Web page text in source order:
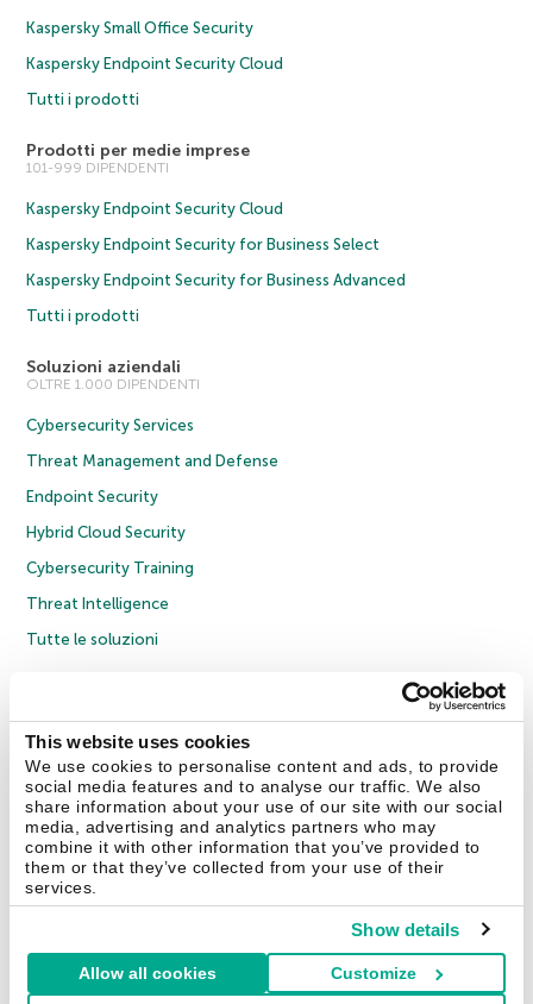
This website uses cookies
We use cookies to personalise content and ads, to provide
social media features and to analyse our traffic. We also
share information about your use of our site with our social
media, advertising and analytics partners who may
combine it with other information that you’ve provided to
them or that they’ve collected from your use of their
services.
Show details
Allow all cookies Customize
Kaspersky Small Office Security
Kaspersky Endpoint Security Cloud
Tutti i prodotti
Prodotti per medie imprese
101-999 DIPENDENTI
Kaspersky Endpoint Security Cloud
Kaspersky Endpoint Security for Business Select
Kaspersky Endpoint Security for Business Advanced
Tutti i prodotti
Soluzioni aziendali
OLTRE 1.000 DIPENDENTI
Cybersecurity Services
Threat Management and Defense
Endpoint Security
Hybrid Cloud Security
Cybersecurity Training
Threat Intelligence
Tutte le soluzioni
Informativa sulla privacy
Policy anticorruzione
Contratto di licenza B2C
Cookies
Contatti Chi siamo Partner Blog Centro risorse Comunicati stampa
Securelist Eugene Personal Blog Encyclopedia
Italia & Svizzera